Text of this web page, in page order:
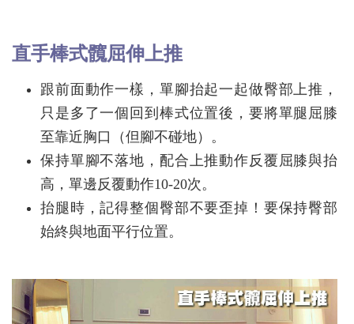
直手棒式髖屈伸上推
跟前面動作一樣，單腳抬起一起做臀部上推，
只是多了一個回到棒式位置後，要將單腿屈膝
至靠近胸口（但腳不碰地）。
保持單腳不落地，配合上推動作反覆屈膝與抬
高，單邊反覆動作10-20次。
抬腿時，記得整個臀部不要歪掉！要保持臀部
始終與地面平行位置。